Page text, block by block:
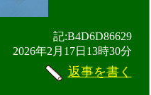
記:B4D6D86629
2026年2月17日13時30分
返事を書く